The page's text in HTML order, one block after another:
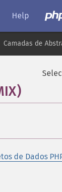
Help
Camadas de
de Dados